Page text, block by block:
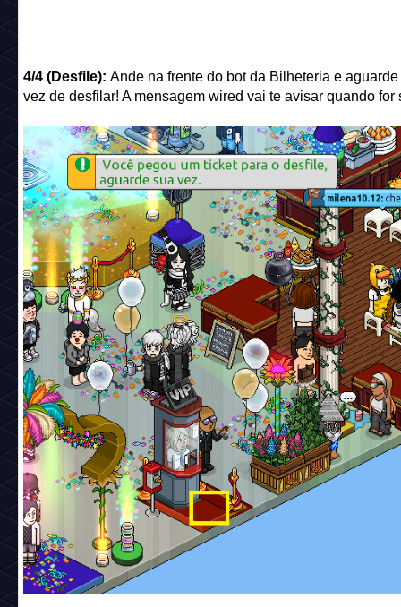
4/4 (Desfile): Ande na frente do bot da Bilheteria e aguarde
vez de desfilar! A mensagem wired vai te avisar quando for